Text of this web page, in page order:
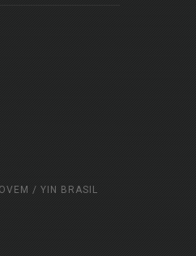
/ YIN BRASIL